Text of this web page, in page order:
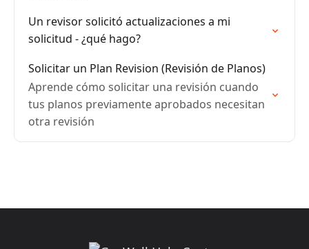
Un revisor solicitó actualizaciones a mi
solicitud - ¿qué hago?
Solicitar un Plan Revision (Revisión de Planos)
Aprende cómo solicitar una revisión cuando
tus planos previamente aprobados necesitan
otra revisión